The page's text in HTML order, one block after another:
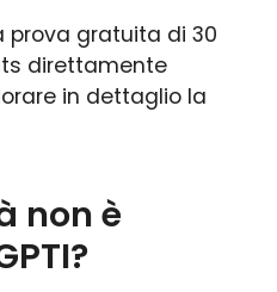
prova gratuita di 30
direttamente
in dettaglio la
non è